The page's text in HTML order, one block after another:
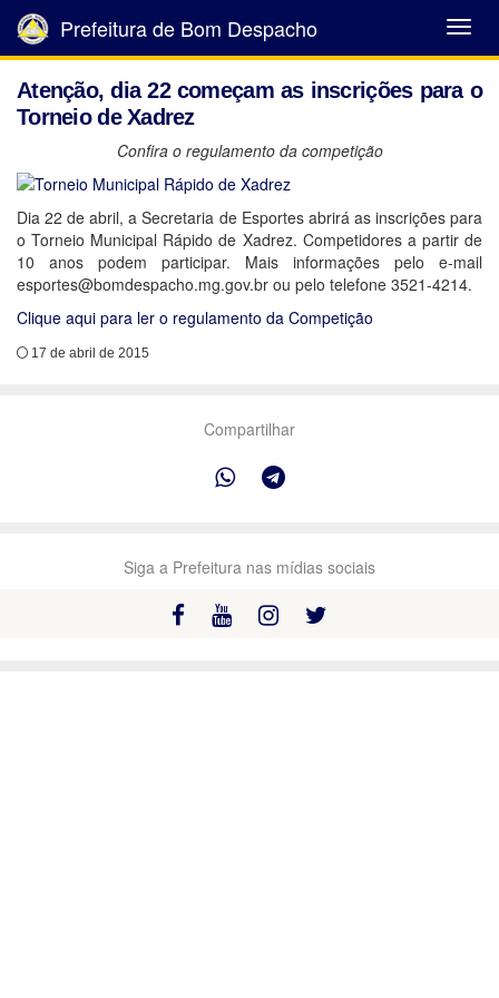
Abrir
Menu
Prefeitura de Bom Despacho
Atenção, dia 22 começam as inscrições para o
Torneio de Xadrez
Confira o regulamento da competição
Dia 22 de abril, a Secretaria de Esportes abrirá as inscrições para
o Torneio Municipal Rápido de Xadrez. Competidores a partir de
10 anos podem participar. Mais informações pelo e-mail
esportes@bomdespacho.mg.gov.br ou pelo telefone 3521-4214.
Clique aqui para ler o regulamento da Competição
17 de abril de 2015
Compartilhar
Siga a Prefeitura nas mídias sociais